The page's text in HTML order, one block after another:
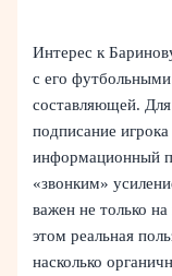
Интерес к
с его
составляющей.
подписание
информационный
«звонким»
важен не только
этом реальная
насколько